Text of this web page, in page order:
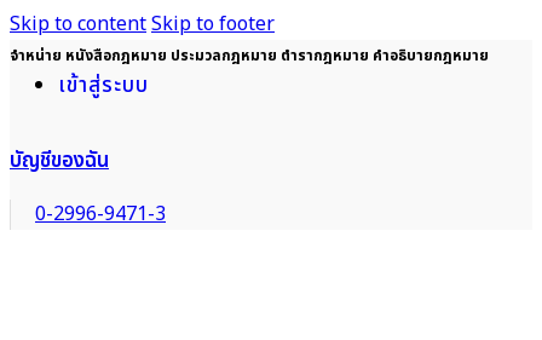
Skip to contentSkip to footer
จำหน่าย หนังสือกฎหมาย ประมวลกฎหมาย ตำรากฎหมาย คำอธิบายกฎหมาย
เข้าสู่ระบบ
บัญชีของฉัน
0-2996-9471-3